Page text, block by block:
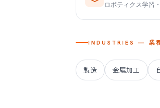
ロボティクス学習
INDUSTRIES — 業
製造 金属加工